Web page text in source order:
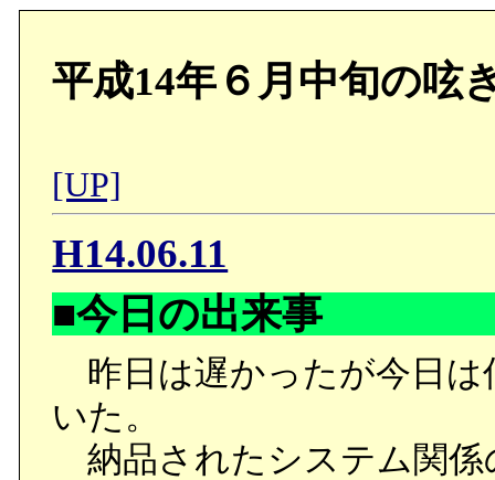
平成14年６月中旬の呟
[UP]
H14.06.11
■今日の出来事
昨日は遅かったが今日は
いた。
納品されたシステム関係